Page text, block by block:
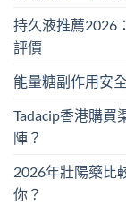
持久液推薦2026
評價
能量糖副作用安
Tadacip香港購買
陣？
2026年壯陽藥比
你？